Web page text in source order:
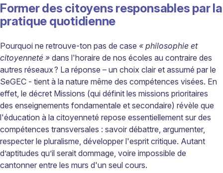
Former des citoyens responsables par la
pratique quotidienne
Pourquoi ne retrouve-ton pas de case « philosophie et
citoyenneté » dans l'horaire de nos écoles au contraire des
autres réseaux ? La réponse – un choix clair et assumé par le
SeGEC - tient à la nature même des compétences visées. En
effet, le décret Missions (qui définit les missions prioritaires
des enseignements fondamentale et secondaire) révèle que
l'éducation à la citoyenneté repose essentiellement sur des
compétences transversales : savoir débattre, argumenter,
respecter le pluralisme, développer l'esprit critique. Autant
d’aptitudes qu’il serait dommage, voire impossible de
cantonner entre les murs d'un seul cours.